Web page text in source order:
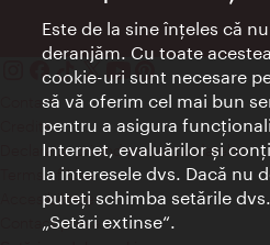
Contact
Credits
Declaraţie privind protecţia datelor
Terms of Use
Accesibilitate
Contact presa
Este de la sine înţeles că
deranjăm. Cu toate
cookie-uri sunt necesare
să vă oferim cel mai bun
pentru a asigura
Internet, evaluărilor şi
la interesele dvs. Dacă nu
puteţi schimba setările
„Setări extinse“.